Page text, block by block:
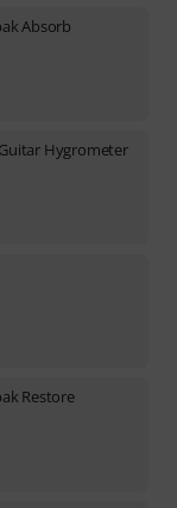
Absorb
Hygrometer
Restore